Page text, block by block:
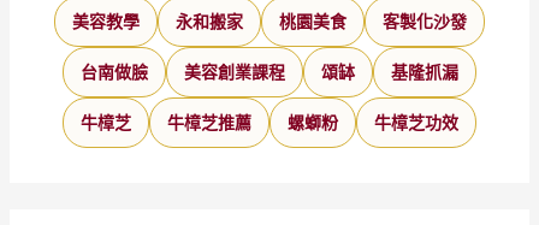
美容教學 永和搬家 桃園美食 客製化沙發
台南做臉 美容創業課程 頌缽 基隆抓漏
牛樟芝 牛樟芝推薦 螺螄粉 牛樟芝功效